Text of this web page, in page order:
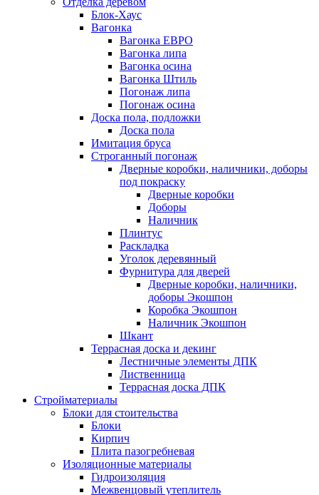
Блок-Хаус
Вагонка
Вагонка ЕВРО
Вагонка липа
Вагонка осина
Вагонка Штиль
Погонаж липа
Погонаж осина
Доска пола, подложки
Доска пола
Имитация бруса
Строганный погонаж
Дверные коробки, наличники, доборы
под покраску
Дверные коробки
Доборы
Наличник
Плинтус
Раскладка
Уголок деревянный
Фурнитура для дверей
Дверные коробки, наличники,
доборы Экошпон
Коробка Экошпон
Наличник Экошпон
Шкант
Террасная доска и декинг
Лестничные элементы ДПК
Лиственница
Террасная доска ДПК
Стройматериалы
Блоки для стоительства
Блоки
Кирпич
Плита пазогребневая
Изоляционные материалы
Гидроизоляция
Межвенцовый утеплитель